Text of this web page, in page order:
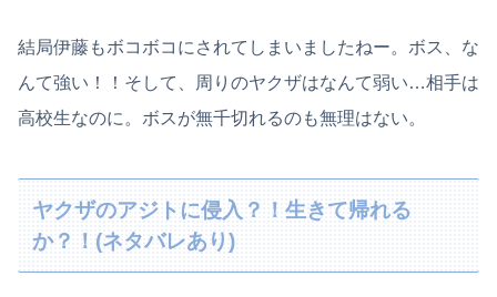
結局伊藤もボコボコにされてしまいましたねー。ボス、な
んて強い！！そして、周りのヤクザはなんて弱い…相手は
高校生なのに。ボスが無千切れるのも無理はない。
ヤクザのアジトに侵入？！生きて帰れる
か？！(ネタバレあり)